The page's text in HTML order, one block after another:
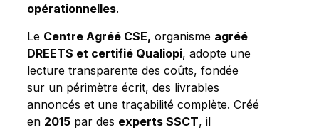
opérationnelles.
Le Centre Agréé CSE, organisme agréé
DREETS et certifié Qualiopi, adopte une
lecture transparente des coûts, fondée
sur un périmètre écrit, des livrables
annoncés et une traçabilité complète. Créé
en 2015 par des experts SSCT, il